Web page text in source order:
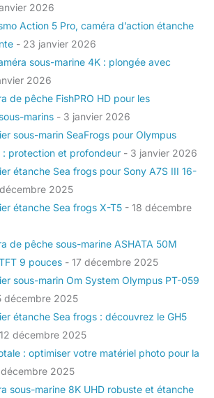
2026
Action 5 Pro, caméra d’action étanche
- 23 janvier 2026
sous-marine 4K : plongée avec
2026
de pêche FishPRO HD pour les
marins - 3 janvier 2026
sous-marin SeaFrogs pour Olympus
: protection et profondeur - 3 janvier 2026
étanche Sea frogs pour Sony A7S III 16-
2025
étanche Sea frogs X-T5 - 18 décembre
de pêche sous-marine ASHATA 50M
9 pouces - 17 décembre 2025
sous-marin Om System Olympus PT-059
décembre 2025
étanche Sea frogs : découvrez le GH5
décembre 2025
: optimiser votre matériel photo pour la
2025
sous-marine 8K UHD robuste et étanche